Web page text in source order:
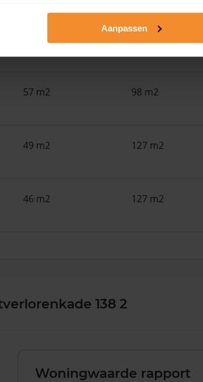
Aanpassen
58 m2
57 m2 98 m2
49 m2 127 m2
46 m2 127 m2
138 2
Woningwaarde rapport